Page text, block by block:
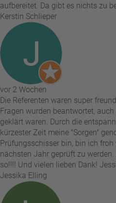
aufbereitet. Da gibt es nichts zu
Kerstin Schlieper
vor 2 Wochen
Die Referenten waren super
Fragen wurden beantwortet,
geklärt waren. Durch die
kürzester Zeit meine "Sorgen"
Prüfungsschisser bin, bin ich
nächsten Jahr geprüft zu
so!!!! Und vielen lieben Dank!
Jessika Elling